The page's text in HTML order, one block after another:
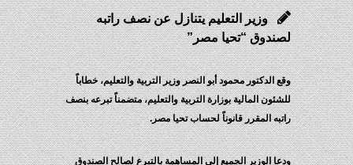
وزير التعليم يتنازل عن نصف راتبه
لصندوق “تحيا مصر”
وقع الدكتور محمود أبو النصر وزير التربية والتعليم، خطاباً
للشئون المالية بوزارة التربية والتعليم، متضمناً تبرعه بنصف
راتبه المقرر قانوناً لحساب تحيا مصر.
ودعا الوزير الجميع إلى المساهمة بالتبرع لصالح الصندوق